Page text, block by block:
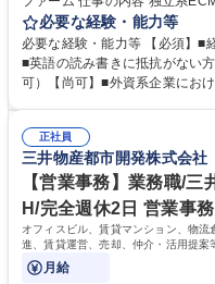
の資本市場戦略を設計する当社
バックオフィス業務からスター
できる環境です。 ■日常経理、月次および年次決算サポート業務 ■本国
（グローバル）との英文メール
業務をお任せします。残業も基
を進めやすく定着率の高い環境です。 募集職種 東京【経理・
出社程度のリモート中心/残業
必要な経験・能力等
必要な経験・能力等 【必須】■
■英語の読み書きに抵抗がない
可）【尚可】■外資系企業にお
【働き方について】現在は週4
ライフバランスを重視する方に
談可）。【求める人物像】幅
社内外と円滑にコミュニケーシ
歴・資格 学歴：大学院 大学 高
正社員
三井物産都市開発株式会社
【営業事務】業務職/
H/完全週休2日 営業事務
オフィスビル、賃貸マンション、物
進、賃貸運営、売却、仲介・活用提案
ます。
月給